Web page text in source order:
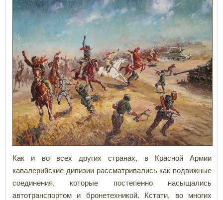
Как и во всех других странах, в Красной Армии
кавалерийские дивизии рассматривались как подвижные
соединения, которые постепенно насыщались
автотранспортом и бронетехникой. Кстати, во многих